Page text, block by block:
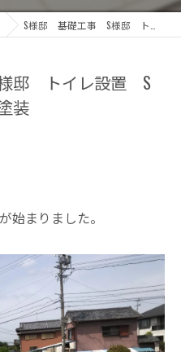
S様邸 基礎工事 S様邸 トイレ設置 S様邸 レッドシダー塗装
邸 トイレ設置 S
装
始まりました。